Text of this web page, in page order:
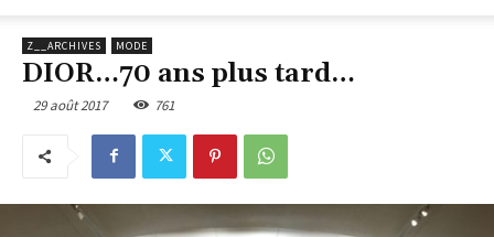
Z__ARCHIVES MODE
DIOR…70 ans plus tard…
29 août 2017 761